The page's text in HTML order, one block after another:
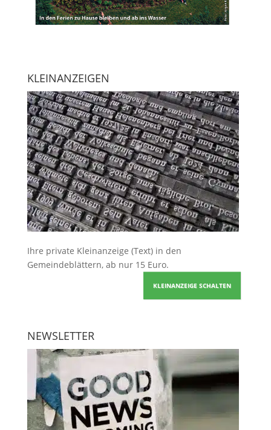
KLEINANZEIGEN
Ihre private Kleinanzeige (Text) in den
Gemeindeblättern, ab nur 15 Euro.
KLEINANZEIGE SCHALTEN
NEWSLETTER